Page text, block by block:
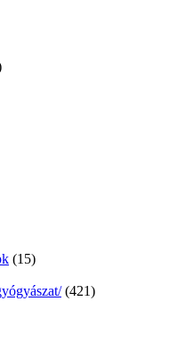
(15)
(421)